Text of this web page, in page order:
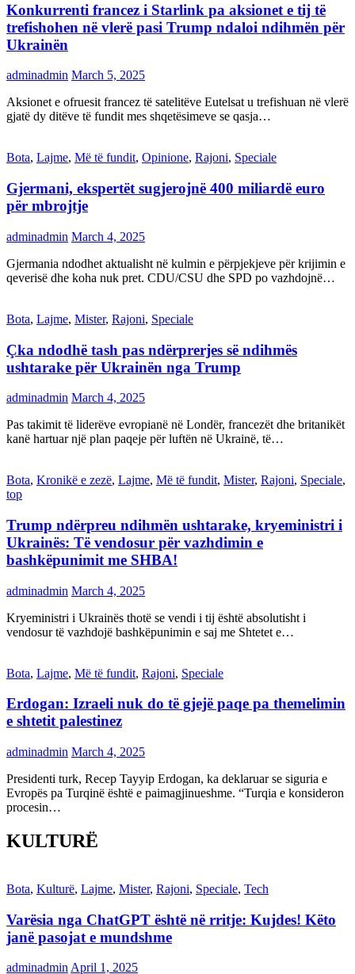
Konkurrenti francez i Starlink pa aksionet e tij të
trefishohen në vlerë pasi Trump ndaloi ndihmën për
Ukrainën
adminadmin March 5, 2025
Aksionet e ofruesit francez të satelitëve Eutelsat u trefishuan në vlerë
gjatë dy ditëve të fundit mes shqetësimeve se qasja…
Bota, Lajme, Më të fundit, Opinione, Rajoni, Speciale
Gjermani, ekspertët sugjerojnë 400 miliardë euro
për mbrojtje
adminadmin March 4, 2025
Gjermania ndodhet aktualisht në kulmin e përpjekjeve për krijimin e
qeverisë dhe koha nuk pret. CDU/CSU dhe SPD po vazhdojnë…
Bota, Lajme, Mister, Rajoni, Speciale
Çka ndodhë tash pas ndërprerjes së ndihmës
ushtarake për Ukrainën nga Trump
adminadmin March 4, 2025
Pas takimit të liderëve evropianë në Londër, francezët dhe britanikët
kanë hartuar një plan paqeje për luftën në Ukrainë, të…
Bota, Kronikë e zezë, Lajme, Më të fundit, Mister, Rajoni, Speciale,
top
Trump ndërpreu ndihmën ushtarake, kryeministri i
Ukrainës: Të vendosur për vazhdimin e
bashkëpunimit me SHBA!
adminadmin March 4, 2025
Kryeministri i Ukrainës thotë se vendi i tij është absolutisht i
vendosur të vazhdojë bashkëpunimin e saj me Shtetet e…
Bota, Lajme, Më të fundit, Rajoni, Speciale
Erdogan: Izraeli nuk do të gjejë paqe pa themelimin
e shtetit palestinez
adminadmin March 4, 2025
Presidenti turk, Recep Tayyip Erdogan, ka deklaruar se siguria e
Evropës pa Turqinë është e paimagjinueshme. “Turqia e konsideron
procesin…
KULTURË
Bota, Kulturë, Lajme, Mister, Rajoni, Speciale, Tech
Varësia nga ChatGPT është në rritje: Kujdes! Këto
janë pasojat e mundshme
adminadmin April 1, 2025